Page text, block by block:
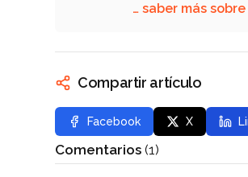
… saber más
Compartir artículo
Facebook X
Comentarios (1)